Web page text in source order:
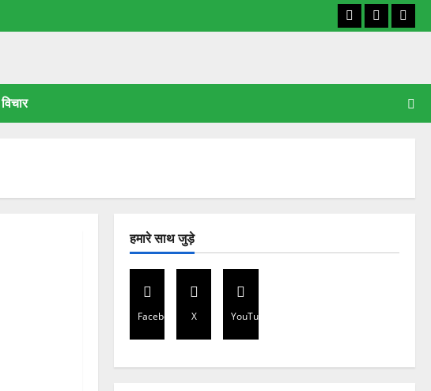
Facebook
X
विचार
हमारे साथ जुड़े
Facebook X YouTube